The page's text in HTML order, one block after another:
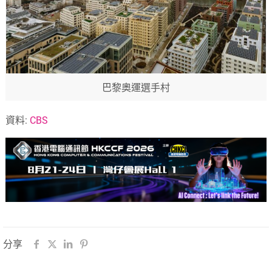
巴黎奧運選手村
資料: CBS
分享